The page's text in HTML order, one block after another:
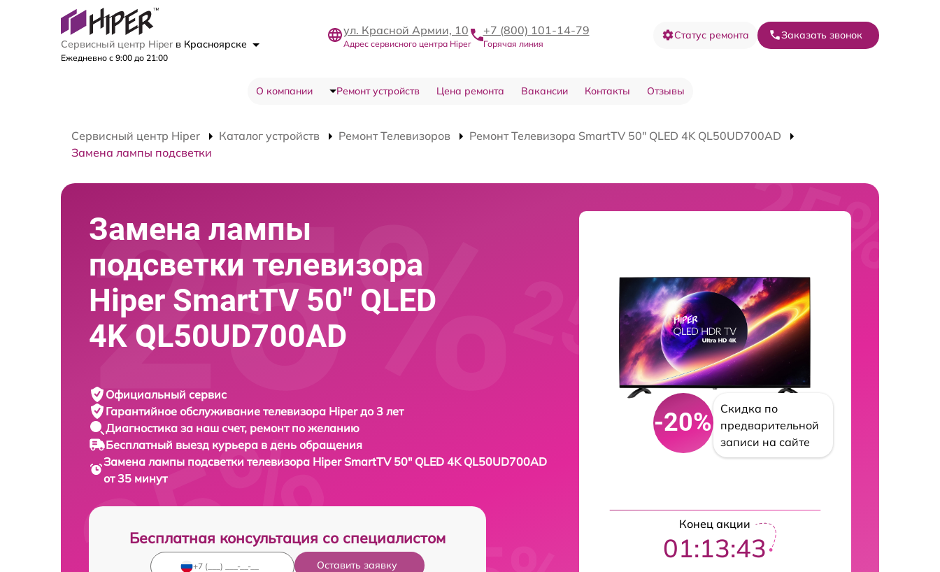
Сервисный центр Hiper в Красноярске
Ежедневно с 9:00 до 21:00
ул. Красной Армии, 10
Адрес сервисного центра Hiper
+7 (800) 101-14-79
Горячая линия
Статус ремонта Заказать звонок
О компании Ремонт устройств Цена ремонта Вакансии Контакты Отзывы
Сервисный центр Hiper Каталог устройств Ремонт Телевизоров
Ремонт Телевизора SmartTV 50" QLED 4K QL50UD700AD
Замена лампы подсветки
Замена лампы
подсветки телевизора
Hiper SmartTV 50" QLED
4K QL50UD700AD
Официальный сервис
Гарантийное обслуживание телевизора Hiper до 3 лет
Диагностика за наш счет, ремонт по желанию
Бесплатный выезд курьера в день обращения
Замена лампы подсветки телевизора Hiper SmartTV 50" QLED 4K QL50UD700AD
от 35 минут
Бесплатная консультация со специалистом
Оставить заявку
-20%
Скидка по
предварительной
записи на сайте
Конец акции
01:13:42